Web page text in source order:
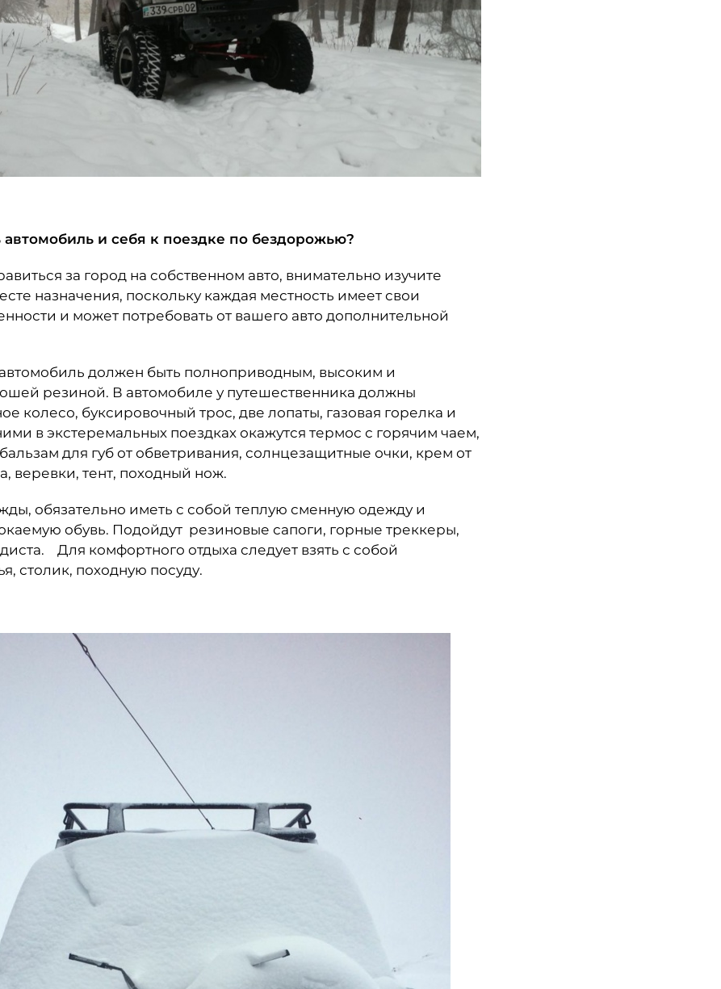
автомобиль и себя к поездке по бездорожью?
за город на собственном авто, внимательно изучите
назначения, поскольку каждая местность имеет свои
и может потребовать от вашего авто дополнительной
должен быть полноприводным, высоким и
резиной. В автомобиле у путешественника должны
колесо, буксировочный трос, две лопаты, газовая горелка и
в экстеремальных поездках окажутся термос с горячим чаем,
для губ от обветривания, солнцезащитные очки, крем от
веревки, тент, походный нож.
обязательно иметь с собой теплую сменную одежду и
обувь. Подойдут резиновые сапоги, горные треккеры,
Для комфортного отдыха следует взять с собой
столик, походную посуду.